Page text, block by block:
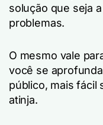
solução que seja
problemas.
O mesmo vale
você se
público, mais fácil
atinja.